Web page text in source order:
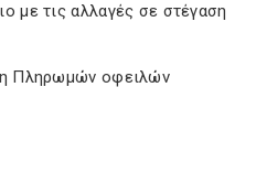
με τις αλλαγές σε στέγαση
Πληρωμών οφειλών